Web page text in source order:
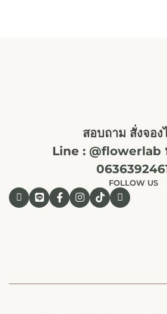
สอบถาม สั่งจอง
Line : @flowerlab
FOLLOW US